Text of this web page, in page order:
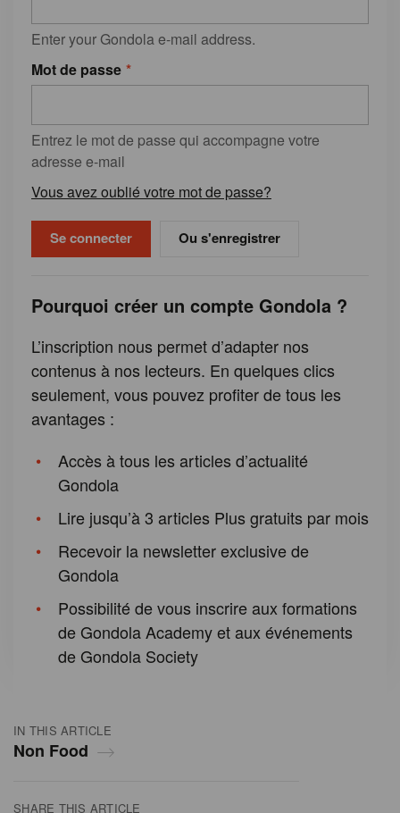
IN THIS ARTICLE
Non Food
SHARE THIS ARTICLE
Enter your Gondola e-mail address.
Mot de passe
Entrez le mot de passe qui accompagne votre
adresse e-mail
Vous avez oublié votre mot de passe?
Ou s'enregistrer
Pourquoi créer un compte Gondola ?
L’inscription nous permet d’adapter nos
contenus à nos lecteurs. En quelques clics
seulement, vous pouvez profiter de tous les
avantages :
Accès à tous les articles d’actualité
Gondola
Lire jusqu’à 3 articles Plus gratuits par mois
Recevoir la newsletter exclusive de
Gondola
Possibilité de vous inscrire aux formations
de Gondola Academy et aux événements
de Gondola Society